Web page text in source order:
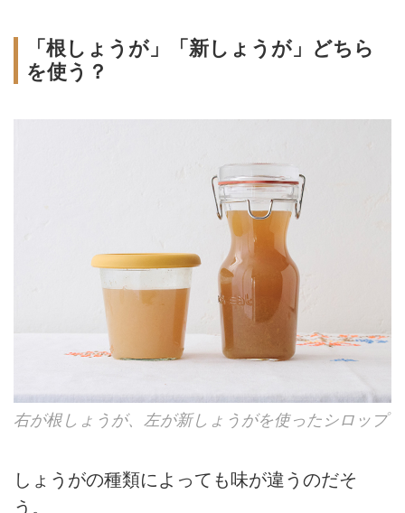
「根しょうが」「新しょうが」どちら
を使う？
右が根しょうが、左が新しょうがを使ったシロップ
しょうがの種類によっても味が違うのだそ
う。